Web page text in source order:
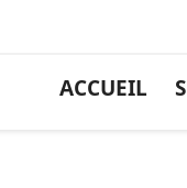
ACCUEIL